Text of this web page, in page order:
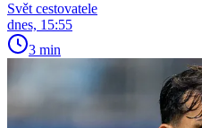
Svět cestovatele
dnes, 15:55
3 min